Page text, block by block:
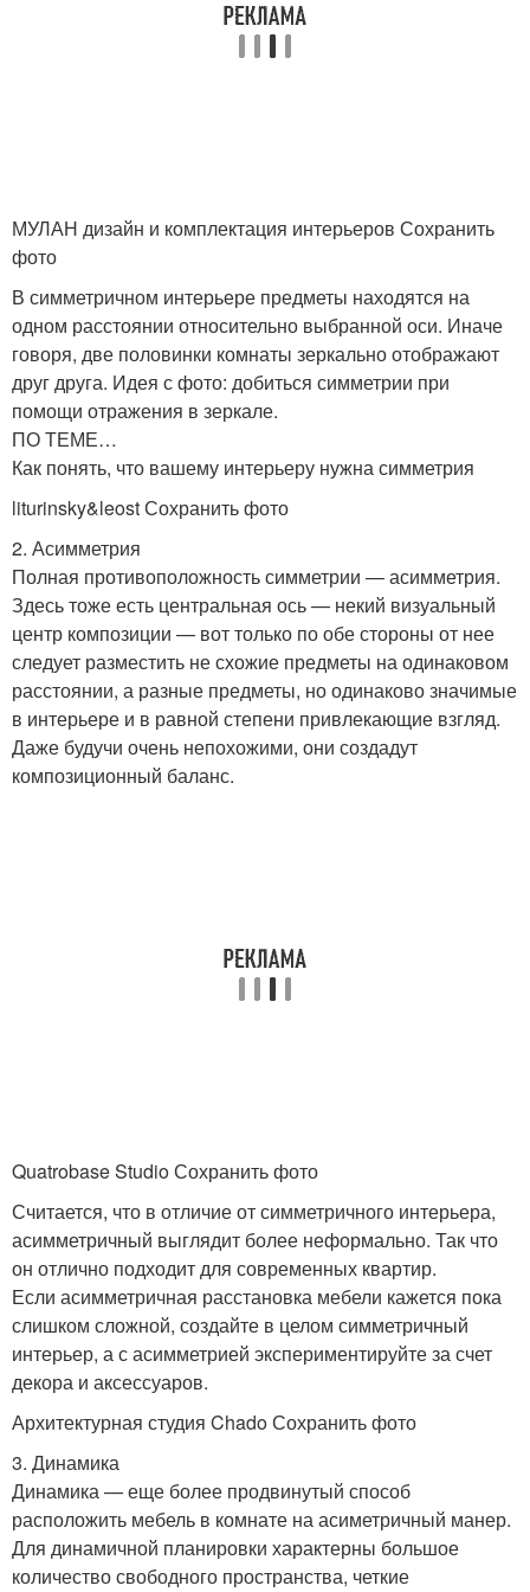
МУЛАН дизайн и комплектация интерьеров Сохранить
фото
В симметричном интерьере предметы находятся на
одном расстоянии относительно выбранной оси. Иначе
говоря, две половинки комнаты зеркально отображают
друг друга. Идея с фото: добиться симметрии при
помощи отражения в зеркале.
ПО ТЕМЕ…
Как понять, что вашему интерьеру нужна симметрия
liturinsky&leost Сохранить фото
2. Асимметрия
Полная противоположность симметрии — асимметрия.
Здесь тоже есть центральная ось — некий визуальный
центр композиции — вот только по обе стороны от нее
следует разместить не схожие предметы на одинаковом
расстоянии, а разные предметы, но одинаково значимые
в интерьере и в равной степени привлекающие взгляд.
Даже будучи очень непохожими, они создадут
композиционный баланс.
Quatrobase Studio Сохранить фото
Считается, что в отличие от симметричного интерьера,
асимметричный выглядит более неформально. Так что
он отлично подходит для современных квартир.
Если асимметричная расстановка мебели кажется пока
слишком сложной, создайте в целом симметричный
интерьер, а с асимметрией экспериментируйте за счет
декора и аксессуаров.
Архитектурная студия Chado Сохранить фото
3. Динамика
Динамика — еще более продвинутый способ
расположить мебель в комнате на асиметричный манер.
Для динамичной планировки характерны большое
количество свободного пространства, четкие